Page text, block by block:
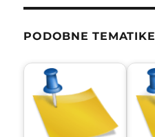
PODOBNE TEMATIKE